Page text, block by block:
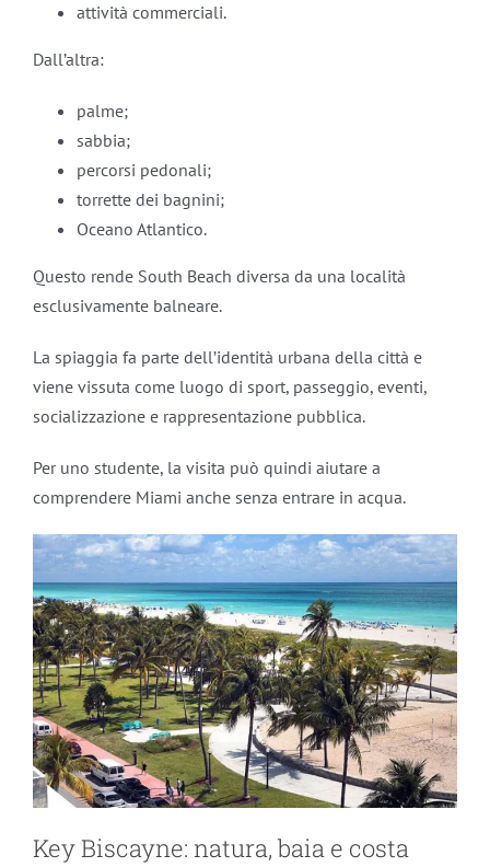
attività commerciali.
Dall’altra:
palme;
sabbia;
percorsi pedonali;
torrette dei bagnini;
Oceano Atlantico.
Questo rende South Beach diversa da una località
esclusivamente balneare.
La spiaggia fa parte dell’identità urbana della città e
viene vissuta come luogo di sport, passeggio, eventi,
socializzazione e rappresentazione pubblica.
Per uno studente, la visita può quindi aiutare a
comprendere Miami anche senza entrare in acqua.
Key Biscayne: natura, baia e costa